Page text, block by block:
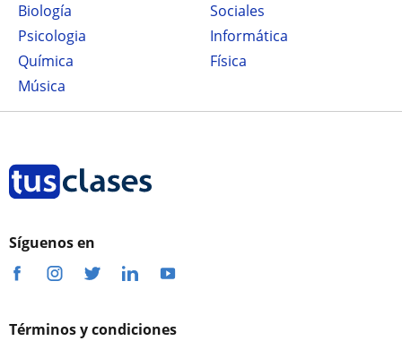
Biología
Sociales
Psicologia
Informática
Química
Física
Música
Síguenos en
Términos y condiciones